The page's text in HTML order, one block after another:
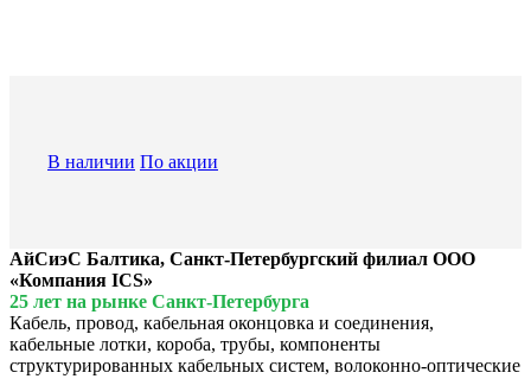
В наличии По акции
АйСиэС Балтика, Санкт-Петербургский филиал ООО
«Компания ICS»
25 лет на рынке Санкт-Петербурга
Кабель, провод, кабельная оконцовка и соединения,
кабельные лотки, короба, трубы, компоненты
структурированных кабельных систем, волоконно-оптические